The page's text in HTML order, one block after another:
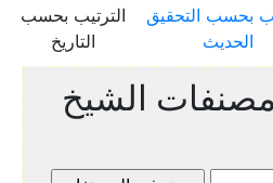
بحسب التحقيق
الحديث
الترتيب بحسب
التاريخ
الشيخ